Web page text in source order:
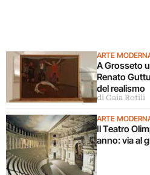
ARTE
A Grosseto
Renato
del realismo
di Gaia Rotili
ARTE
Il Teatro
anno: via al